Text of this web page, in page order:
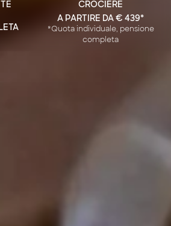
CROCIERE
A PARTIRE DA € 439*
*Quota individuale, pensione
completa